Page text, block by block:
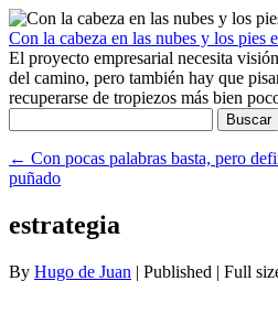
Con la cabeza en las nubes y los pies
El proyecto empresarial necesita
del camino, pero también hay que
recuperarse de tropiezos más bien
← Con pocas palabras basta, pero
puñado
estrategia
By Hugo de Juan | Published | Full